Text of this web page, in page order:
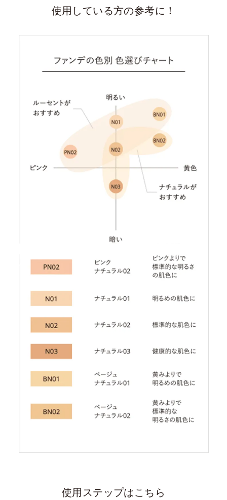
使用している方の参考に！
使用ステップはこちら